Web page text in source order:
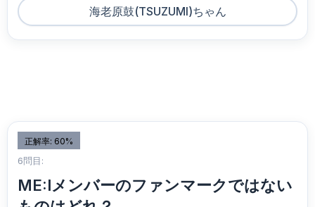
海老原鼓(TSUZUMI)ちゃん
正解率: 60%
6問目:
ME:Iメンバーのファンマークではない